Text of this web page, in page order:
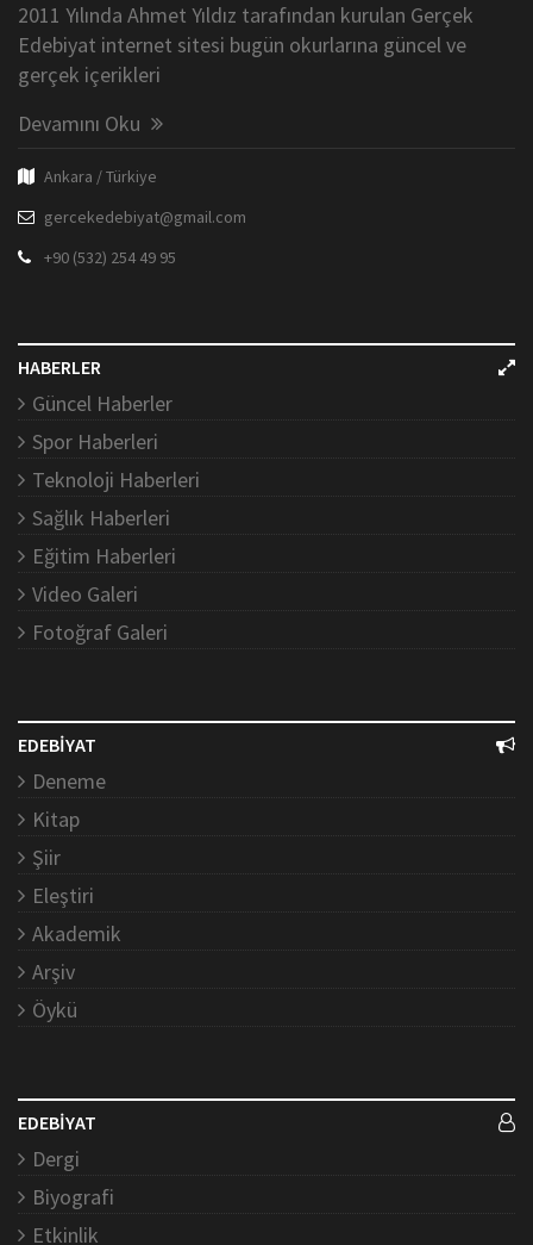
2011 Yılında Ahmet Yıldız tarafından kurulan Gerçek
Edebiyat internet sitesi bugün okurlarına güncel ve
gerçek içerikleri
Devamını Oku
Ankara / Türkiye
gercekedebiyat@gmail.com
+90 (532) 254 49 95
HABERLER
Güncel Haberler
Spor Haberleri
Teknoloji Haberleri
Sağlık Haberleri
Eğitim Haberleri
Video Galeri
Fotoğraf Galeri
EDEBİYAT
Deneme
Kitap
Şiir
Eleştiri
Akademik
Arşiv
Öykü
EDEBİYAT
Dergi
Biyografi
Etkinlik